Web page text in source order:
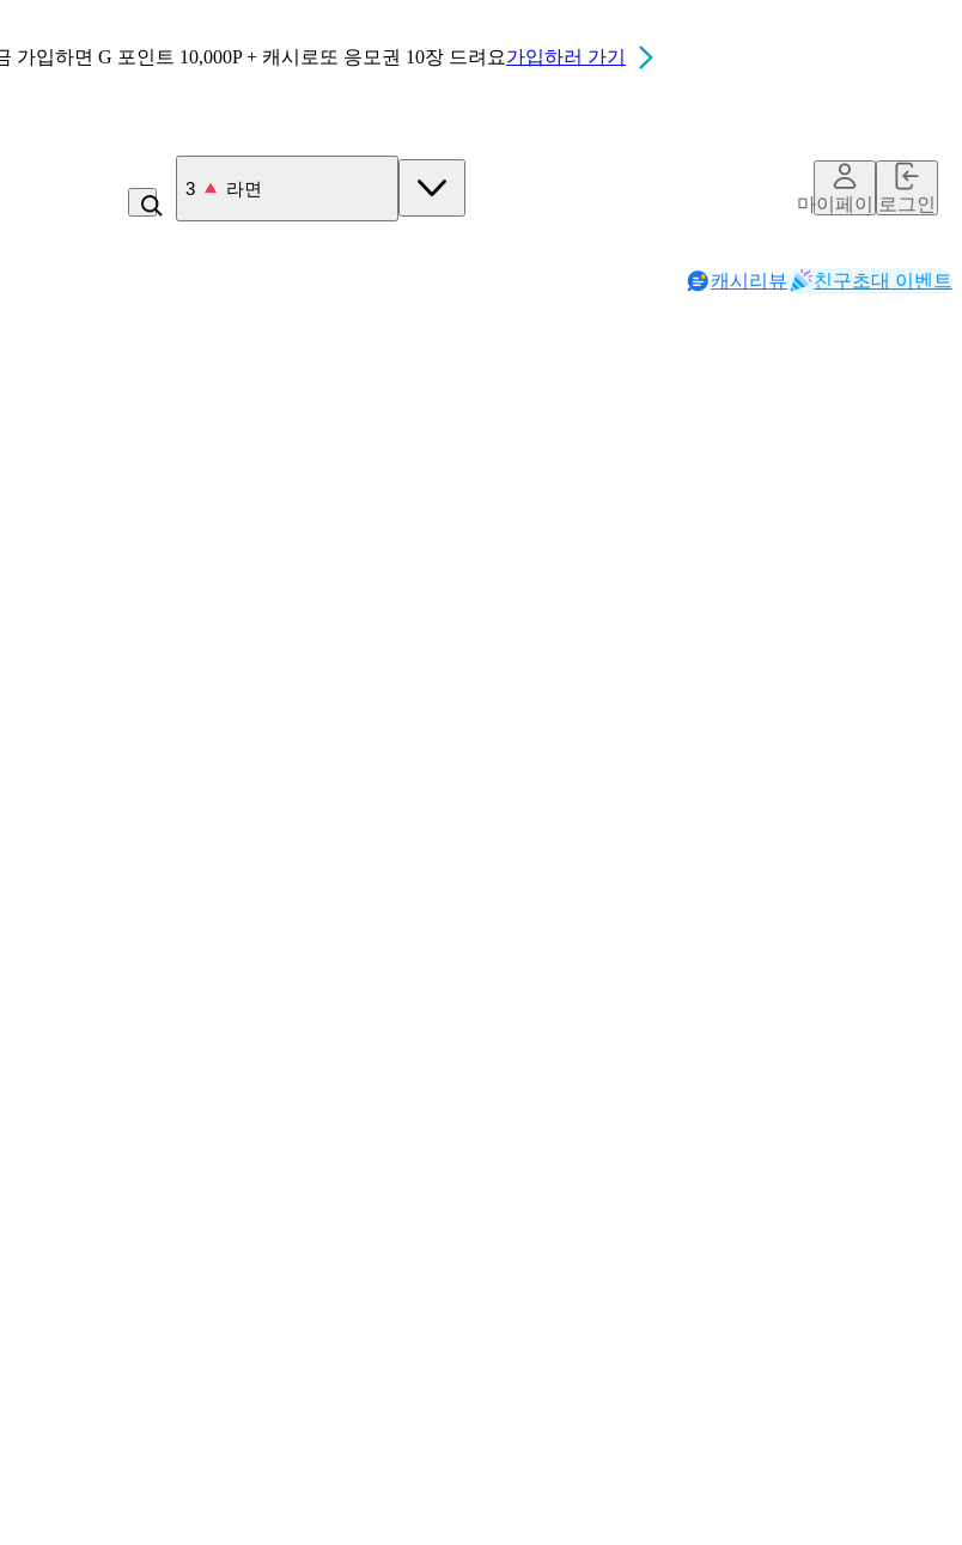
가입하면 G 포인트 10,000P + 캐시로또 응모권 10장 드려요가입하러 가기
4 고구마
마이페이지로그인
캐시리뷰 친구초대 이벤트